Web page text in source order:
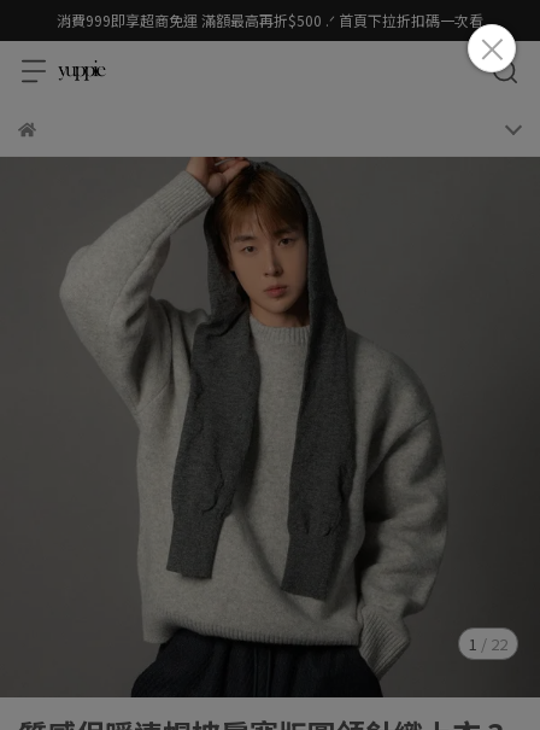
消費999即享超商免運 滿額最高再折$500 .ᐟ 首頁下拉折扣碼一次看
1 / 22